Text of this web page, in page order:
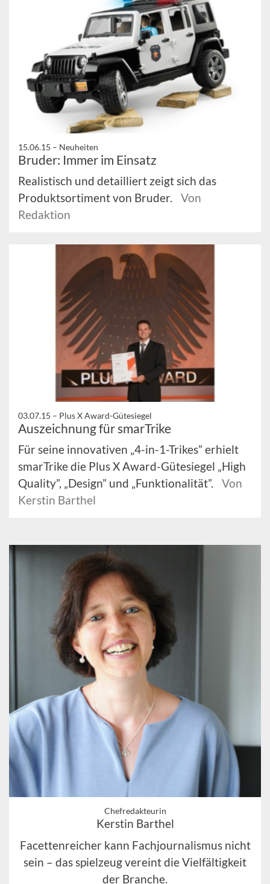
15.06.15 – Neuheiten
Bruder: Immer im Einsatz
Realistisch und detailliert zeigt sich das
Produktsortiment von Bruder.
Von
Redaktion
03.07.15 – Plus X Award-Gütesiegel
Auszeichnung für smarTrike
Für seine innovativen „4-in-1-Trikes” erhielt
smarTrike die Plus X Award-Gütesiegel „High
Quality”, „Design” und „Funktionalität”.
Von
Kerstin Barthel
Chefredakteurin
Kerstin Barthel
Facettenreicher kann Fachjournalismus nicht
sein – das spielzeug vereint die Vielfältigkeit
der Branche.